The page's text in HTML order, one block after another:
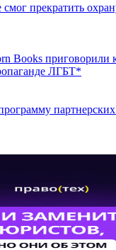
прекратить
Books приговорили
ЛГБТ*